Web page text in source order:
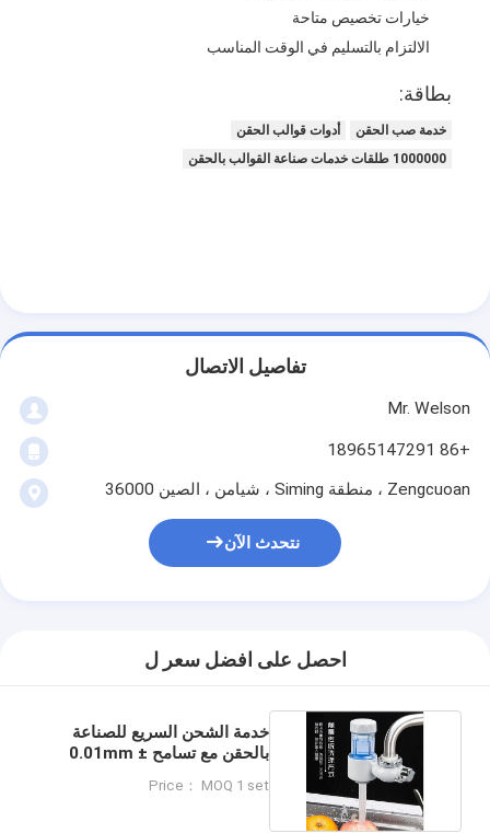
إدراج حقن صب
حقن صب الإلكترونيات
صب حقن السيليكون
خدمة الصب يموت
خيارات تخصيص متاحة
الالتزام بالتسليم في الوقت المناسب
بطاقة:
خدمة صب الحقن
أدوات قوالب الحقن
1000000 طلقات خدمات صناعة القوالب بالحقن
تفاصيل الاتصال
Mr. Welson
+86 18965147291
Zengcuoan ، منطقة Siming ، شيامن ، الصين 36000
نتحدث الآن
احصل على افضل سعر ل
خدمة الشحن السريع للصناعة
بالحقن مع تسامح ± 0.01mm
Price： MOQ 1 set